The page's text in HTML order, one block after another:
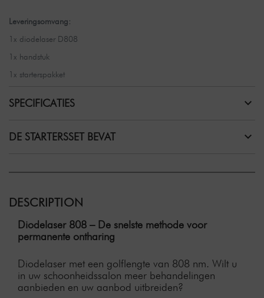
Leveringsomvang:
1x diodelaser D808
1x handstuk
1x starterspakket
SPECIFICATIES
DE STARTERSSET BEVAT
DESCRIPTION
Diodelaser 808 – De snelste methode voor
permanente ontharing
Diodelaser met een golflengte van 808 nm. Wilt u
in uw schoonheidssalon meer behandelingen
aanbieden en uw aanbod uitbreiden?